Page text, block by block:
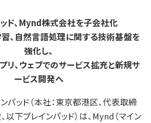
ド、Mynd株式会社を子会社化
、自然言語処理に関する技術基盤を
強化し、
リ、ウェブでのサービス拡充と新規サ
ービス開発へ
パッド（本社：東京都港区、代表取締
以下ブレインパッド）は、Mynd（マイン